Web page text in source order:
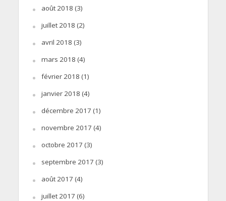
août 2018 (3)
juillet 2018 (2)
avril 2018 (3)
mars 2018 (4)
février 2018 (1)
janvier 2018 (4)
décembre 2017 (1)
novembre 2017 (4)
octobre 2017 (3)
septembre 2017 (3)
août 2017 (4)
juillet 2017 (6)